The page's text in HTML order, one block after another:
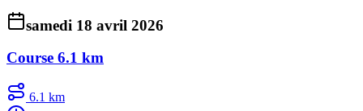
samedi 18 avril 2026
Course 6.1 km
6.1 km